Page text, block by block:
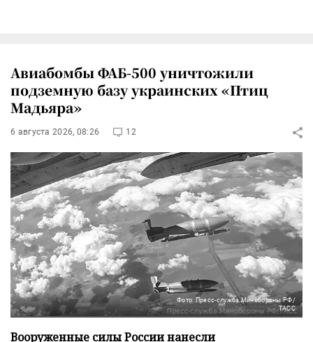
Авиабомбы ФАБ-500 уничтожили
подземную базу украинских «Птиц
Мадьяра»
6 августа 2026, 08:26 12
Фото: Пресс-служба Минобороны РФ/
ТАСС
Вооруженные силы России нанесли